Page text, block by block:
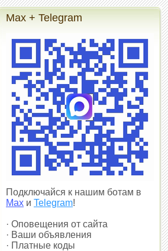
Max + Telegram
Подключайся к нашим ботам в
Max и Telegram!
· Оповещения от сайта
· Ваши объявления
· Платные коды